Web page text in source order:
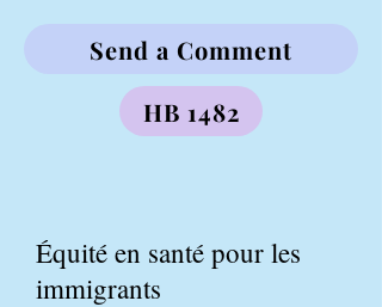
Send a Comment
HB 1482
Équité en santé pour les
immigrants